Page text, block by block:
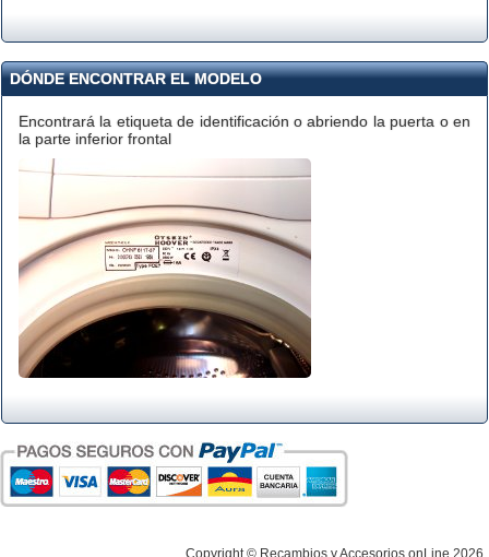
DÓNDE ENCONTRAR EL MODELO
Encontrará la etiqueta de identificación o abriendo la puerta o en
la parte inferior frontal
Copyright © Recambios y Accesorios onLine 2026